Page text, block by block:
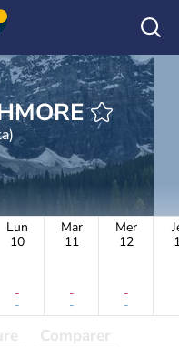
Lun
10
-
-
Mar
11
-
-
Mer
12
-
-
Comparer